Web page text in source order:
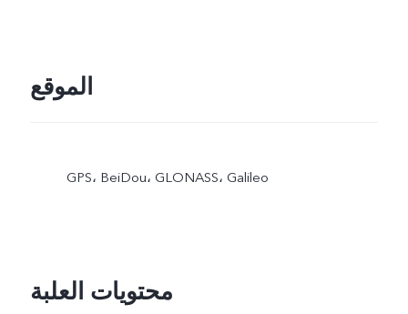
الموقع
GPS، BeiDou، GLONASS، Galileo
محتويات العلبة